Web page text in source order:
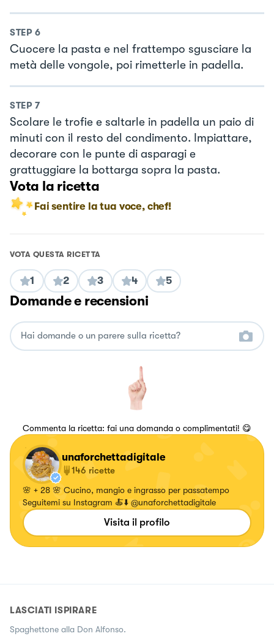
STEP 6
Cuocere la pasta e nel frattempo sgusciare la
metà delle vongole, poi rimetterle in padella.
STEP 7
Scolare le trofie e saltarle in padella un paio di
minuti con il resto del condimento. Impiattare,
decorare con le punte di asparagi e
grattuggiare la bottarga sopra la pasta.
Vota la ricetta
Fai sentire la tua voce, chef!
VOTA QUESTA RICETTA
1 2 3 4 5
Domande e recensioni
Commenta la ricetta: fai una domanda o complimentati! 😋
unaforchettadigitale
146 ricette
🌸 + 28 🌸 Cucino, mangio e ingrasso per passatempo
Seguitemi su Instagram 🍝⬇️ @unaforchettadigitale
Visita il profilo
LASCIATI ISPIRARE
Spaghettone alla Don Alfonso.